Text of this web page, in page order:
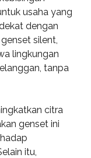
usaha yang
dengan
silent,
lingkungan
tanpa
citra
genset ini
itu,